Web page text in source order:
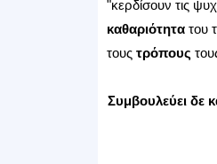
"κερδίσουν τις
καθαριότητα του
τους τρόπους
Συμβουλεύει δε